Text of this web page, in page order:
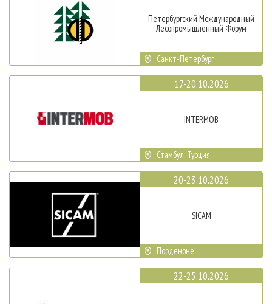
Петербургский Международный
Лесопромышленный Форум
Санкт-Петербург
17-20.10.2026
INTERMOB
Стамбул, Турция
20-23.10.2026
SICAM
Порденоне
22-25.10.2026